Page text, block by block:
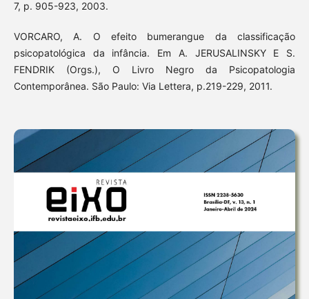
7, p. 905-923, 2003.
VORCARO, A. O efeito bumerangue da classificação
psicopatológica da infância. Em A. JERUSALINSKY E S.
FENDRIK (Orgs.), O Livro Negro da Psicopatologia
Contemporânea. São Paulo: Via Lettera, p.219-229, 2011.